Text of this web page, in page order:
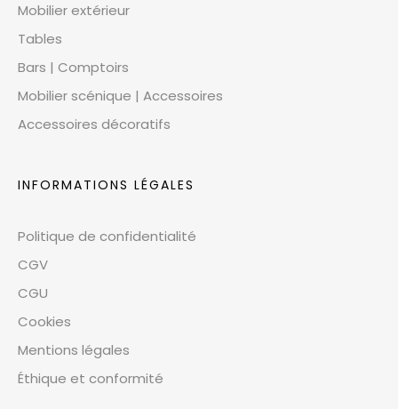
Mobilier extérieur
Tables
Bars | Comptoirs
Mobilier scénique | Accessoires
Accessoires décoratifs
INFORMATIONS LÉGALES
Politique de confidentialité
CGV
CGU
Cookies
Mentions légales
Éthique et conformité